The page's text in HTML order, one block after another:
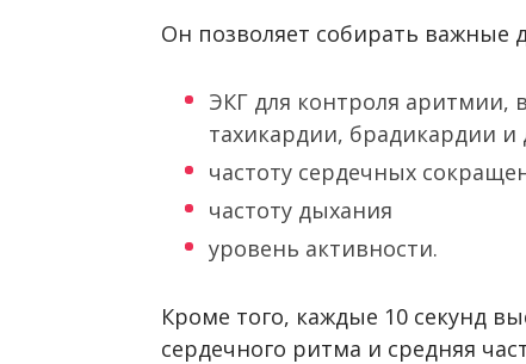
Он позволяет собирать важные
ЭКГ для контроля аритмии,
тахикардии, брадикардии и
частоту сердечных
частоту дыхания
уровень активности.
Кроме того, каждые 10 секунд
сердечного ритма и средняя